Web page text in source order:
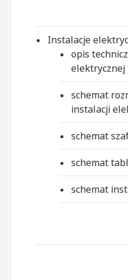
Instalacje
opis
elektrycznej
schemat
instalacji
schemat
schemat
schemat